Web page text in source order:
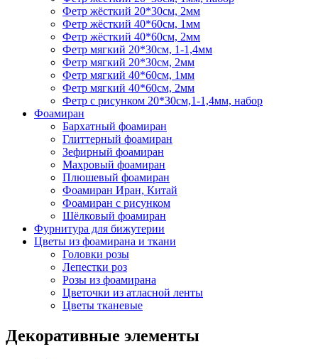
Фетр жёсткий 20*30см, 2мм
Фетр жёсткий 40*60см, 1мм
Фетр жёсткий 40*60см, 2мм
Фетр мягкий 20*30см, 1-1,4мм
Фетр мягкий 20*30см, 2мм
Фетр мягкий 40*60см, 1мм
Фетр мягкий 40*60см, 2мм
Фетр с рисунком 20*30см,1-1,4мм, набор
Фоамиран
Бархатный фоамиран
Глиттерный фоамиран
Зефирный фоамиран
Махровый фоамиран
Плюшевый фоамиран
Фоамиран Иран, Китай
Фоамиран с рисунком
Шёлковый фоамиран
Фурнитура для бижутерии
Цветы из фоамирана и ткани
Головки розы
Лепестки роз
Розы из фоамирана
Цветочки из атласной ленты
Цветы тканевые
Декоративные элементы